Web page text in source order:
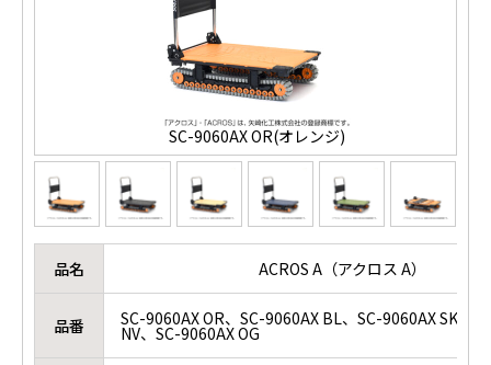
SC-9060AX OR(オレンジ)
品名 ACROS A（アクロス A）
品番 SC-9060AX OR、SC-9060AX BL、SC-9060AX SKH、
NV、SC-9060AX OG